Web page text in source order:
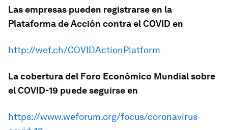
Las empresas pueden registrarse en la
Plataforma de Acción contra el COVID en
http://wef.ch/COVIDActionPlatform
La cobertura del Foro Económico Mundial sobre
el COVID-19 puede seguirse en
https://www.weforum.org/focus/coronavirus-